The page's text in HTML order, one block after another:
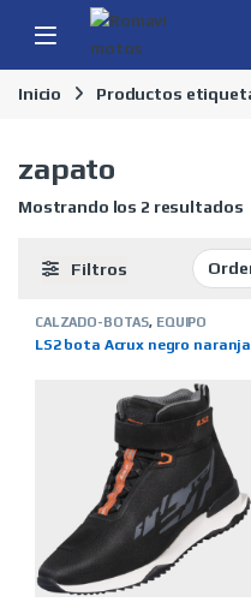
Skip to navigation
Skip to content
Inicio Productos
zapato
Mostrando los 2 resultados
Filtros
CALZADO-BOTAS, EQUIPO
TIENDA ON LINE
LS2 bota Acrux negro naranja